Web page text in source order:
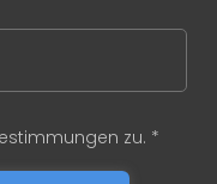
zu. *